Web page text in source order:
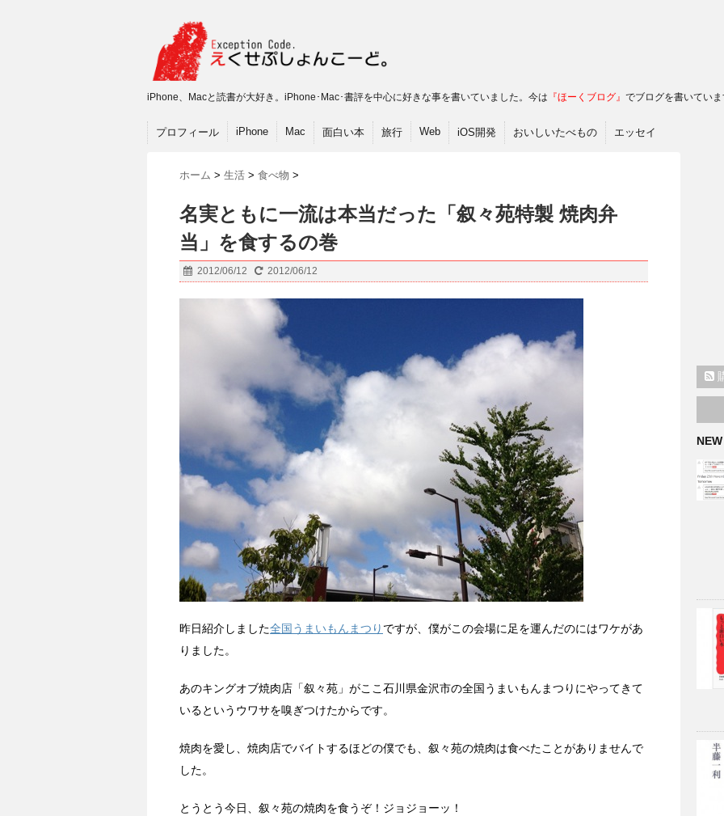
iPhone、Macと読書が大好き。iPhone･Mac･書評を中心に好きな事を書いていました。今は 『ほーくブログ』 でブログを書いてい
プロフィール iPhone Mac 面白い本 旅行 Web iOS開発 おいしいたべもの エッセイ
ホーム > 生活 > 食べ物 >
名実ともに一流は本当だった「叙々苑特製 焼肉弁
当」を食するの巻
2012/06/12 2012/06/12
昨日紹介しました全国うまいもんまつり ですが、僕がこの会場に足を運んだのにはワケがあ
りました。
あのキングオブ焼肉店「叙々苑」がここ石川県金沢市の全国うまいもんまつりにやってきて
いるというウワサを嗅ぎつけたからです。
焼肉を愛し、焼肉店でバイトするほどの僕でも、叙々苑の焼肉は食べたことがありませんで
した。
とうとう今日、叙々苑の焼肉を食うぞ！ジョジョーッ！